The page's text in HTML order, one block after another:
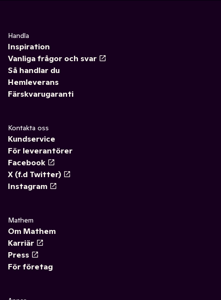
Handla
Inspiration
Vanliga frågor och svar
Så handlar du
Hemleverans
Färskvarugaranti
Kontakta oss
Kundservice
För leverantörer
Facebook
X (f.d Twitter)
Instagram
Mathem
Om Mathem
Karriär
Press
För företag